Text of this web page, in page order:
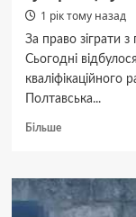
1 рік тому назад
За право зіграти
Сьогодні
кваліфікаційного
Полтавська...
БільшеДокладніше
«Ворскла»
дізналася
потенційних